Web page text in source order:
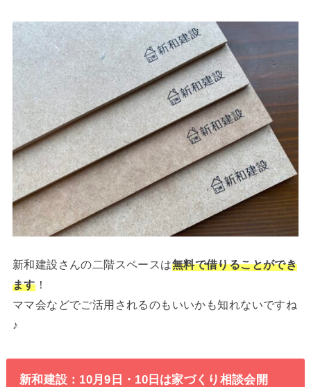
新和建設さんの二階スペースは無料で借りることができ
ます！
ママ会などでご活用されるのもいいかも知れないですね
♪
新和建設：10月9日・10日は家づくり相談会開